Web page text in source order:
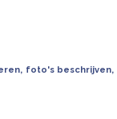
, foto's beschrijven,